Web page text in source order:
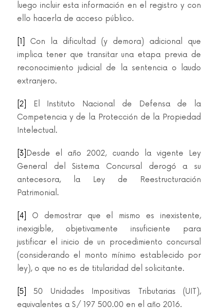
luego incluir esta información en el registro y con
ello hacerla de acceso público.
[1]
Con la dificultad (y demora) adicional que
implica tener que transitar una etapa previa de
reconocimiento judicial de la sentencia o laudo
extranjero.
[2]
El Instituto Nacional de Defensa de la
Competencia y de la Protección de la Propiedad
Intelectual.
[3] Desde el año 2002, cuando la vigente Ley
General del Sistema Concursal derogó a su
antecesora, la Ley de Reestructuración
Patrimonial.
[4]
O demostrar que el mismo es inexistente,
inexigible, objetivamente insuficiente para
justificar el inicio de un procedimiento concursal
(considerando el monto mínimo establecido por
ley), o que no es de titularidad del solicitante.
[5]
50 Unidades Impositivas Tributarias (UIT),
equivalentes a S/ 197 500.00 en el año 2016.